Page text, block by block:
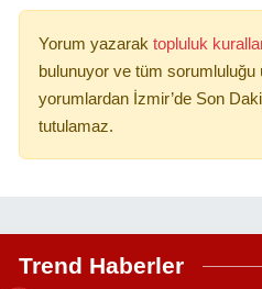
Yorum yazarak topluluk
bulunuyor ve tüm sorumluluğu
yorumlardan İzmir’de Son
tutulamaz.
Trend Haberler